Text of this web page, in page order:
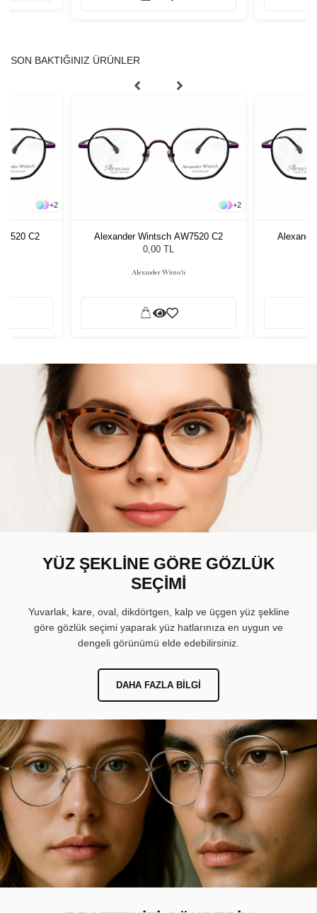
SON BAKTIĞINIZ ÜRÜNLER
+2
C2
+2
Alexander Wintsch AW7520 C2
0,00 TL
YÜZ ŞEKLİNE GÖRE GÖZLÜK
SEÇİMİ
Yuvarlak, kare, oval, dikdörtgen, kalp ve üçgen yüz şekline
göre gözlük seçimi yaparak yüz hatlarınıza en uygun ve
dengeli görünümü elde edebilirsiniz.
DAHA FAZLA BILGI